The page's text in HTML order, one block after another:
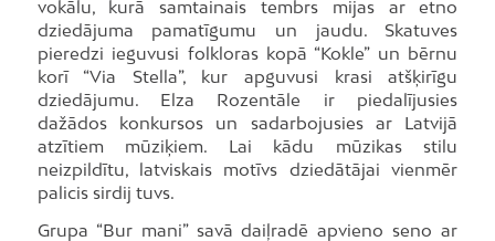
vokālu, kurā samtainais tembrs mijas ar etno
dziedājuma pamatīgumu un jaudu. Skatuves
pieredzi ieguvusi folkloras kopā “Kokle” un bērnu
korī “Via Stella”, kur apguvusi krasi atšķirīgu
dziedājumu. Elza Rozentāle ir piedalījusies
dažādos konkursos un sadarbojusies ar Latvijā
atzītiem mūziķiem. Lai kādu mūzikas stilu
neizpildītu, latviskais motīvs dziedātājai vienmēr
palicis sirdij tuvs.
Grupa “Bur mani” savā daiļradē apvieno seno ar